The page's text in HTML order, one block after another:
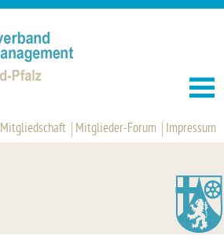
Mitgliedschaft Mitglieder-Forum Impressum